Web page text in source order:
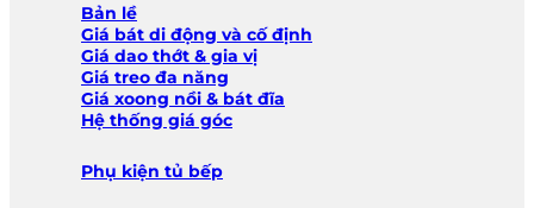
Bản lề
Giá bát di động và cố định
Giá dao thớt & gia vị
Giá treo đa năng
Giá xoong nồi & bát đĩa
Hệ thống giá góc
Phụ kiện tủ bếp